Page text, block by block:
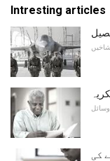
Intresting articles
کی